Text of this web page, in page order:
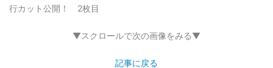
行カット公開！ 2枚目
▼スクロールで次の画像をみる▼
記事に戻る